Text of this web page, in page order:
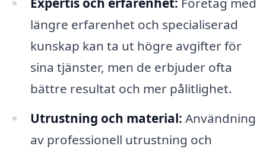
längre erfarenhet och specialiserad
kunskap kan ta ut högre avgifter för
sina tjänster, men de erbjuder ofta
bättre resultat och mer pålitlighet.
Utrustning och material: Användning
av professionell utrustning och